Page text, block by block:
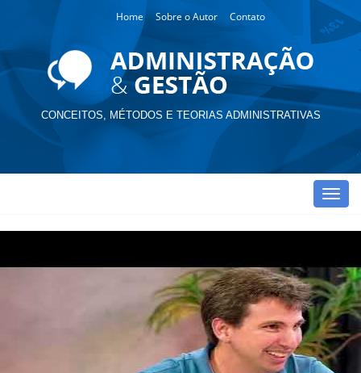
Home Sobre o Autor Contato
CONCEITOS, MÉTODOS E TEORIAS ADMINISTRATIVAS